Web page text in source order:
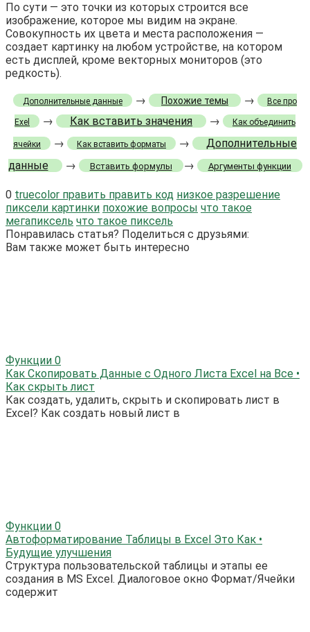
По сути — это точки из которых строится все
изображение, которое мы видим на экране.
Совокупность их цвета и места расположения —
создает картинку на любом устройстве, на котором
есть дисплей, кроме векторных мониторов (это
редкость).
Дополнительные данные → Похожие темы → Все про
Exel → Как вставить значения → Как объединить
ячейки → Как вставить форматы →
Дополнительные
данные
→ Вставить формулы → Аргументы функции
0 truecolor править править код низкое разрешение
пиксели картинки похожие вопросы что такое
мегапиксель что такое пиксель
Понравилась статья? Поделиться с друзьями:
Вам также может быть интересно
Функции 0
Как Скопировать Данные с Одного Листа Excel на Все •
Как скрыть лист
Как создать, удалить, скрыть и скопировать лист в
Excel? Как создать новый лист в
Функции 0
Автоформатирование Таблицы в Excel Это Как •
Будущие улучшения
Структура пользовательской таблицы и этапы ее
создания в MS Excel. Диалоговое окно Формат/Ячейки
содержит